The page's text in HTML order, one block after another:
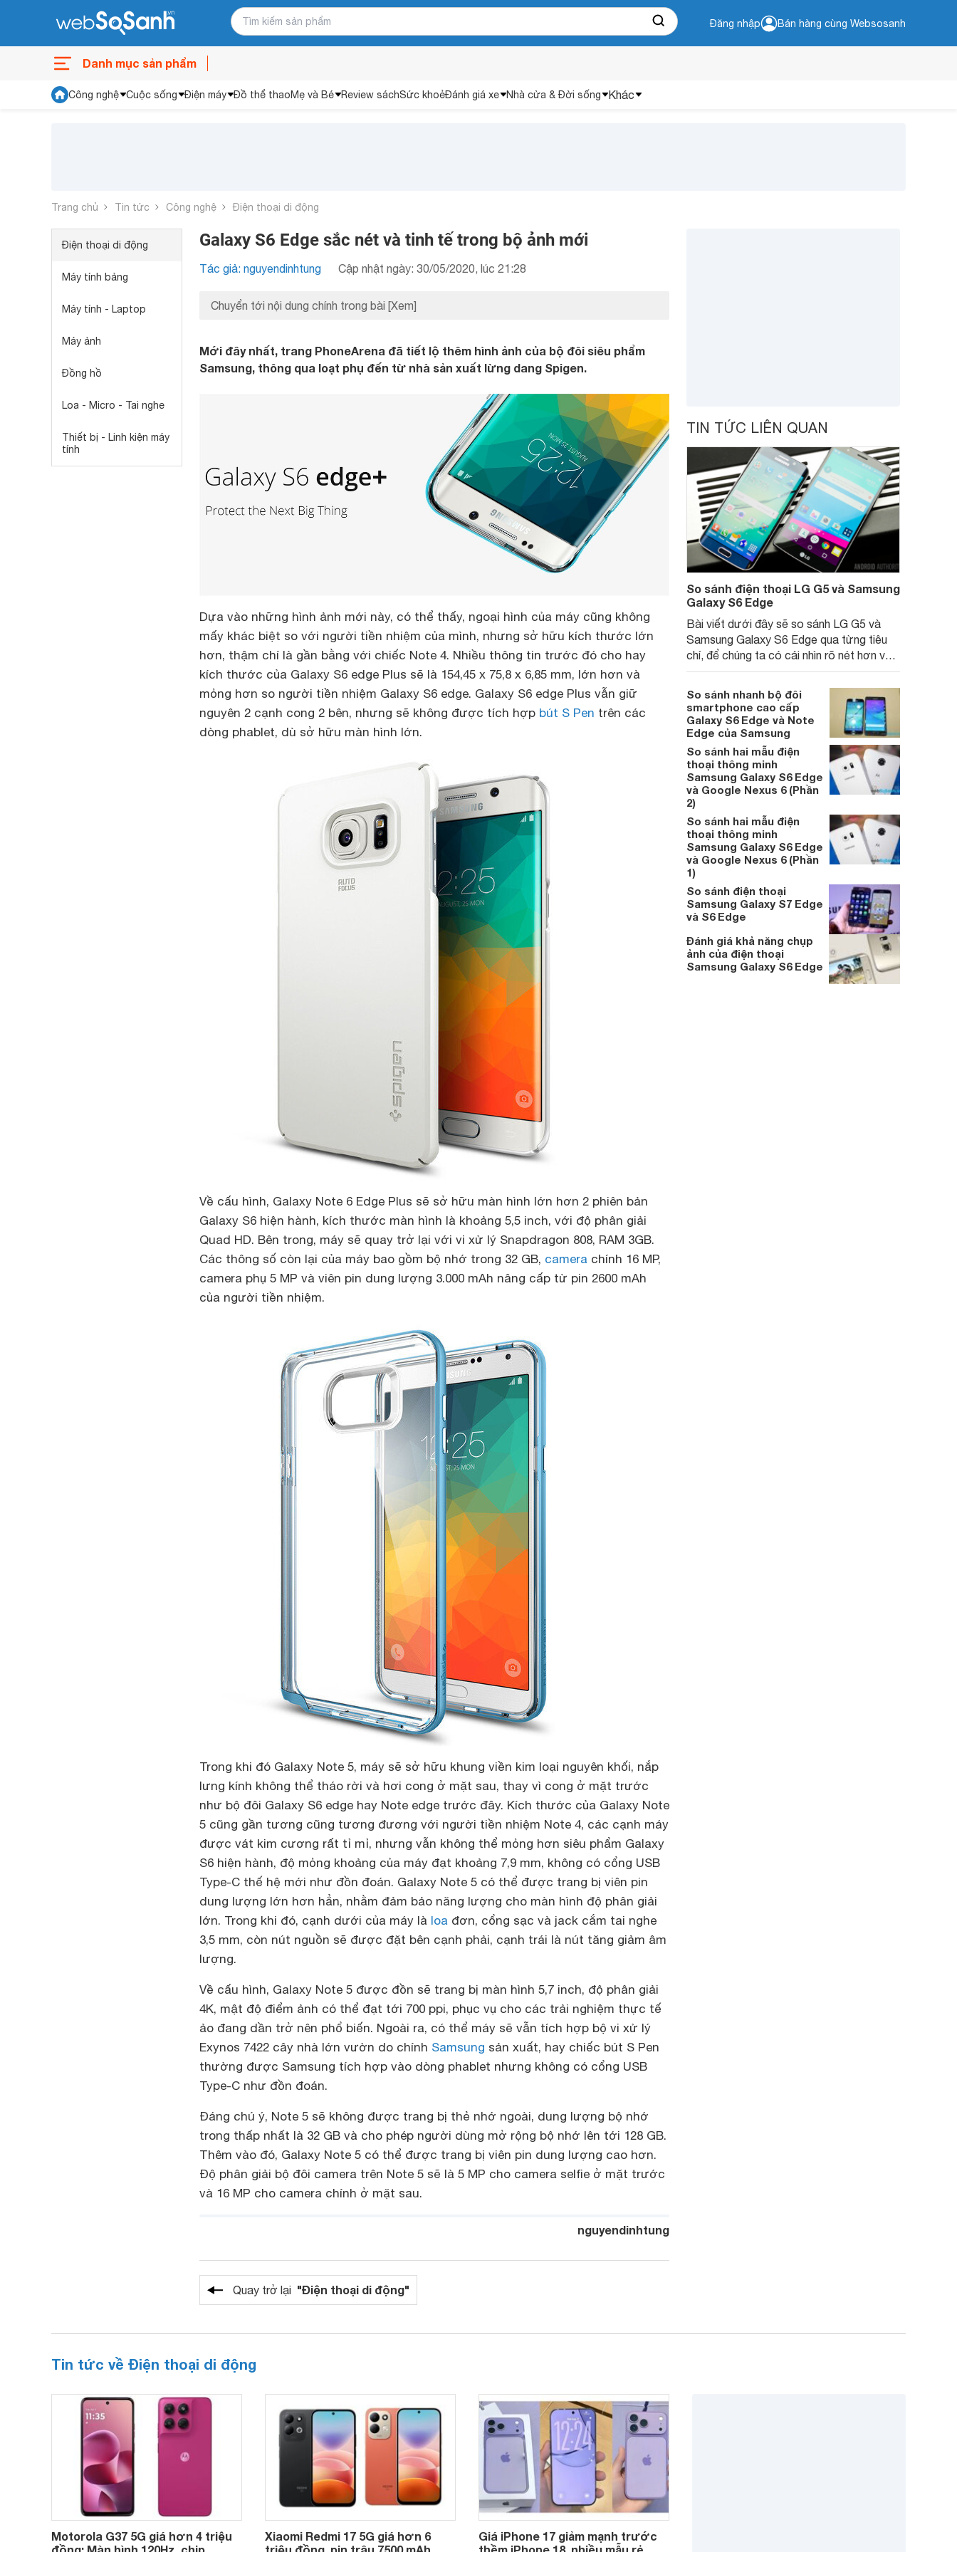
Đăng nhập Bán hàng cùng Websosanh
Danh mục sản phẩm
Công nghệ Cuộc sống Điện máy Đồ thể thaoMẹ và Bé Review sáchSức khoẻĐánh giá xe Nhà cửa & Đời sống Khác
Trang chủ Tin tức Công nghệ Điện thoại di động
Điện thoại di động
Máy tính bảng
Máy tính - Laptop
Máy ảnh
Đồng hồ
Loa - Micro - Tai nghe
Thiết bị - Linh kiện máy
tính
Galaxy S6 Edge sắc nét và tinh tế trong bộ ảnh mới
Tác giả: nguyendinhtung Cập nhật ngày: 30/05/2020, lúc 21:28
Chuyển tới nội dung chính trong bài [Xem]
Mới đây nhất, trang PhoneArena đã tiết lộ thêm hình ảnh của bộ đôi siêu phẩm
Samsung, thông qua loạt phụ đến từ nhà sản xuất lừng dang Spigen.
Dựa vào những hình ảnh mới này, có thể thấy, ngoại hình của máy cũng không
mấy khác biệt so với người tiền nhiệm của mình, nhưng sở hữu kích thước lớn
hơn, thậm chí là gần bằng với chiếc Note 4. Nhiều thông tin trước đó cho hay
kích thước của Galaxy S6 edge Plus sẽ là 154,45 x 75,8 x 6,85 mm, lớn hơn và
mỏng hơn so người tiền nhiệm Galaxy S6 edge. Galaxy S6 edge Plus vẫn giữ
nguyên 2 cạnh cong 2 bên, nhưng sẽ không được tích hợp bút S Pen trên các
dòng phablet, dù sở hữu màn hình lớn.
Về cấu hình, Galaxy Note 6 Edge Plus sẽ sở hữu màn hình lớn hơn 2 phiên bản
Galaxy S6 hiện hành, kích thước màn hình là khoảng 5,5 inch, với độ phân giải
Quad HD. Bên trong, máy sẽ quay trở lại với vi xử lý Snapdragon 808, RAM 3GB.
Các thông số còn lại của máy bao gồm bộ nhớ trong 32 GB, camera chính 16 MP,
camera phụ 5 MP và viên pin dung lượng 3.000 mAh nâng cấp từ pin 2600 mAh
của người tiền nhiệm.
Trong khi đó Galaxy Note 5, máy sẽ sở hữu khung viền kim loại nguyên khối, nắp
lưng kính không thể tháo rời và hơi cong ở mặt sau, thay vì cong ở mặt trước
như bộ đôi Galaxy S6 edge hay Note edge trước đây. Kích thước của Galaxy Note
5 cũng gần tương cũng tương đương với người tiền nhiệm Note 4, các cạnh máy
được vát kim cương rất tỉ mỉ, nhưng vẫn không thể mỏng hơn siêu phẩm Galaxy
S6 hiện hành, độ mỏng khoảng của máy đạt khoảng 7,9 mm, không có cổng USB
Type-C thế hệ mới như đồn đoán. Galaxy Note 5 có thể được trang bị viên pin
dung lượng lớn hơn hẳn, nhằm đảm bảo năng lượng cho màn hình độ phân giải
lớn. Trong khi đó, cạnh dưới của máy là loa đơn, cổng sạc và jack cắm tai nghe
3,5 mm, còn nút nguồn sẽ được đặt bên cạnh phải, cạnh trái là nút tăng giảm âm
lượng.
Về cấu hình, Galaxy Note 5 được đồn sẽ trang bị màn hình 5,7 inch, độ phân giải
4K, mật độ điểm ảnh có thể đạt tới 700 ppi, phục vụ cho các trải nghiệm thực tế
ảo đang dần trở nên phổ biến. Ngoài ra, có thể máy sẽ vẫn tích hợp bộ vi xử lý
Exynos 7422 cây nhà lớn vườn do chính Samsung sản xuất, hay chiếc bút S Pen
thường được Samsung tích hợp vào dòng phablet nhưng không có cổng USB
Type-C như đồn đoán.
Đáng chú ý, Note 5 sẽ không được trang bị thẻ nhớ ngoài, dung lượng bộ nhớ
trong thấp nhất là 32 GB và cho phép người dùng mở rộng bộ nhớ lên tới 128 GB.
Thêm vào đó, Galaxy Note 5 có thể được trang bị viên pin dung lượng cao hơn.
Độ phân giải bộ đôi camera trên Note 5 sẽ là 5 MP cho camera selfie ở mặt trước
và 16 MP cho camera chính ở mặt sau.
nguyendinhtung
Quay trở lại "Điện thoại di động"
TIN TỨC LIÊN QUAN
So sánh điện thoại LG G5 và Samsung
Galaxy S6 Edge
Bài viết dưới đây sẽ so sánh LG G5 và
Samsung Galaxy S6 Edge qua từng tiêu
chí, để chúng ta có cái nhìn rõ nét hơn về
hai mẫu smartphone này.
So sánh nhanh bộ đôi
smartphone cao cấp
Galaxy S6 Edge và Note
Edge của Samsung
So sánh hai mẫu điện
thoại thông minh
Samsung Galaxy S6 Edge
và Google Nexus 6 (Phần
2)
So sánh hai mẫu điện
thoại thông minh
Samsung Galaxy S6 Edge
và Google Nexus 6 (Phần
1)
So sánh điện thoại
Samsung Galaxy S7 Edge
và S6 Edge
Đánh giá khả năng chụp
ảnh của điện thoại
Samsung Galaxy S6 Edge
Tin tức về Điện thoại di động
Motorola G37 5G giá hơn 4 triệu
Xiaomi Redmi 17 5G giá hơn 6
Giá iPhone 17 giảm mạnh trước